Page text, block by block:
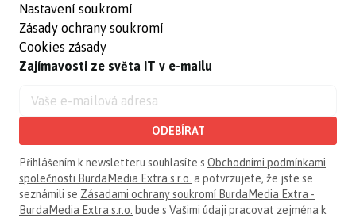
Nastavení soukromí
Zásady ochrany soukromí
Cookies zásady
Zajímavosti ze světa IT v e-mailu
ODEBÍRAT
Přihlášením k newsletteru souhlasíte s Obchodními podmínkami
společnosti BurdaMedia Extra s.r.o. a potvrzujete, že jste se
seznámili se Zásadami ochrany soukromí BurdaMedia Extra -
BurdaMedia Extra s.r.o. bude s Vašimi údaji pracovat zejména k